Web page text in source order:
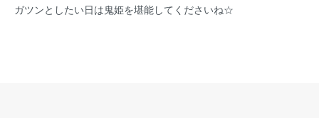
ガツンとしたい日は鬼姫を堪能してくださいね☆